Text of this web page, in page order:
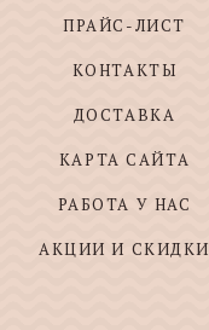
ПРАЙС-ЛИСТ
КОНТАКТЫ
ДОСТАВКА
КАРТА САЙТА
РАБОТА У НАС
АКЦИИ И СКИДКИ